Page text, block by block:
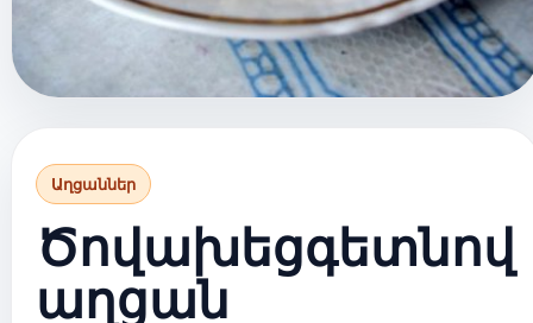
Աղցաններ
Ծովախեցգետնով
աղցան